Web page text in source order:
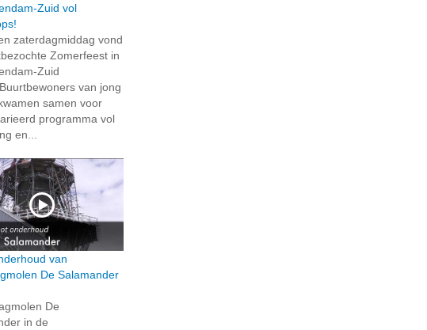
Zuid vol
zaterdagmiddag vond
Zomerfeest in
Zuid
van jong
samen voor
programma vol
en...
van
De Salamander
De
in de